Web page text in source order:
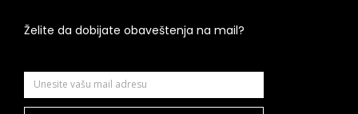
Želite da dobijate obaveštenja na mail?